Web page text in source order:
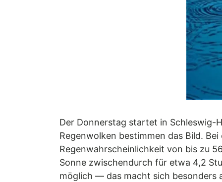
Der Donnerstag startet in Schleswig-
Regenwolken bestimmen das Bild.
Regenwahrscheinlichkeit von bis zu
Sonne zwischendurch für etwa 4,2
möglich — das macht sich besonders